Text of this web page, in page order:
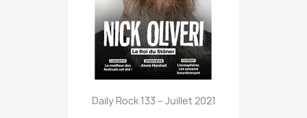
Daily Rock 133 – Juillet 2021